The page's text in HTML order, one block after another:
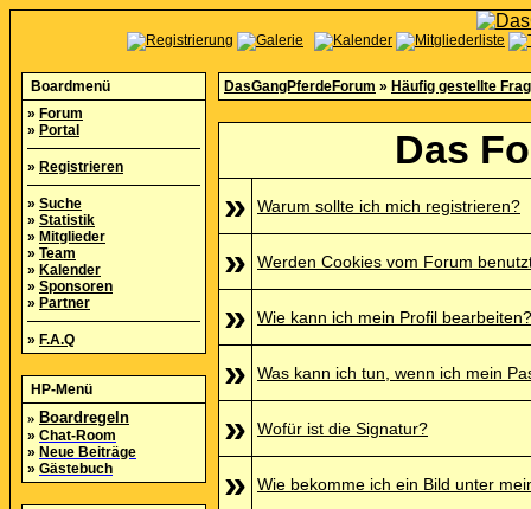
Boardmenü
» Forum
» Portal
» Registrieren
» Suche
» Statistik
» Mitglieder
» Team
» Kalender
» Sponsoren
» Partner
» F.A.Q
HP-Menü
» Boardregeln
» Chat-Room
» Neue Beiträge
» Gästebuch
DasGangPferdeForum » Häufig gestellte
Das
»
Warum sollte ich mich registrieren?
» Werden Cookies vom Forum
» Wie kann ich mein Profil bearbeiten?
» Was kann ich tun, wenn ich mein
» Wofür ist die Signatur?
» Wie bekomme ich ein Bild unter